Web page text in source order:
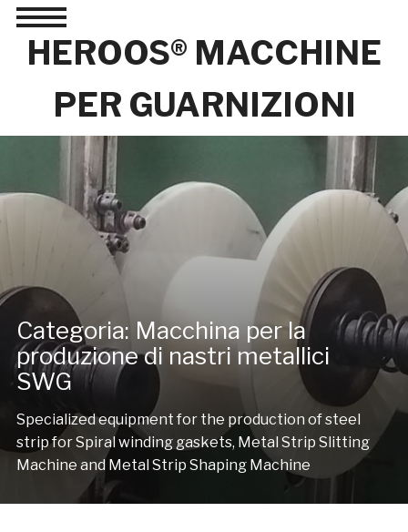
Toggle
sidebar
HEROOS® MACCHINE
PER GUARNIZIONI
Categoria: Macchina per la
produzione di nastri metallici
SWG
Specialized equipment for the production of steel
strip for Spiral winding gaskets, Metal Strip Slitting
Machine and Metal Strip Shaping Machine